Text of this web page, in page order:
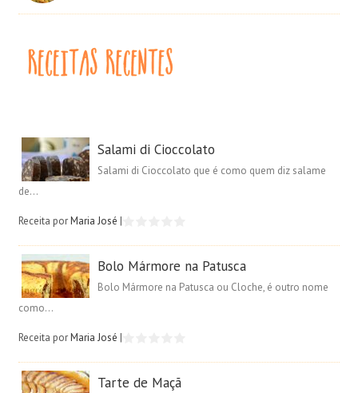
Salami di Cioccolato
Salami di Cioccolato que é como quem diz salame
de...
Receita porMaria José |
Bolo Mármore na Patusca
Bolo Mármore na Patusca ou Cloche, é outro nome
como...
Receita porMaria José |
Tarte de Maçã